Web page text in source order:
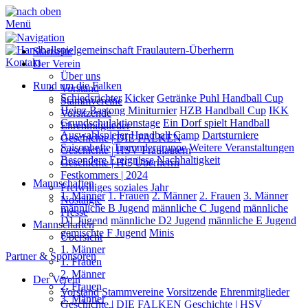
Menü
Startseite
Der Verein
Über uns
Vorstand
Stammvereine
Vorsitzende
Ehrenmitglieder
Geschichte | DIE FALKEN
Geschichte | HSV Fraulautern
Geschichte | HC Überherrn
Festkommers | 2024
Freiwilliges soziales Jahr
Nostalgie
Presse
Mannschaften
Übersicht
1. Männer
1. Frauen
2. Männer
2. Frauen
3. Männer
Kontakt
Rund um die Falken
Schiedsrichter Kicker Getränke Puhl Handball Cup
Heinz Bastong Miniturnier HZB Handball Cup IKK
Grundschulaktionstage Ein Dorf spielt Handball
Auswahlspieler Handball Camp Dartsturniere
Saisonhefte Trommlergruppe Weitere Veranstaltungen
Besondere Ereignisse Nachhaltigkeit
Mannschaften
1. Männer 1. Frauen 2. Männer 2. Frauen 3. Männer
männliche B Jugend männliche C Jugend männliche
D1 Jugend männliche D2 Jugend männliche E Jugend
gemischte F Jugend Minis
Partner & Sponsoren
Der Verein
Vorstand Stammvereine Vorsitzende Ehrenmitglieder
Geschichte | DIE FALKEN Geschichte | HSV